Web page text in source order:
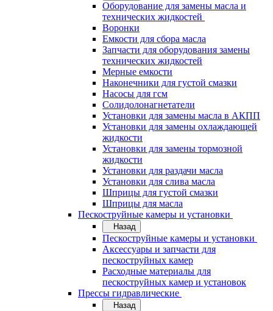
Оборудование для замены масла и
технических жидкостей
Воронки
Емкости для сбора масла
Запчасти для оборудования замены
технических жидкостей
Мерные емкости
Наконечники для густой смазки
Насосы для гсм
Солидолонагнетатели
Установки для замены масла в АКПП
Установки для замены охлаждающей
жидкости
Установки для замены тормозной
жидкости
Установки для раздачи масла
Установки для слива масла
Шприцы для густой смазки
Шприцы для масла
Пескоструйные камеры и установки
Назад
Пескоструйные камеры и установки
Аксессуары и запчасти для
пескоструйных камер
Расходные материалы для
пескоструйных камер и установок
Прессы гидравлические
Назад